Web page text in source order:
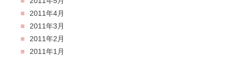
2011年4月
2011年3月
2011年2月
2011年1月